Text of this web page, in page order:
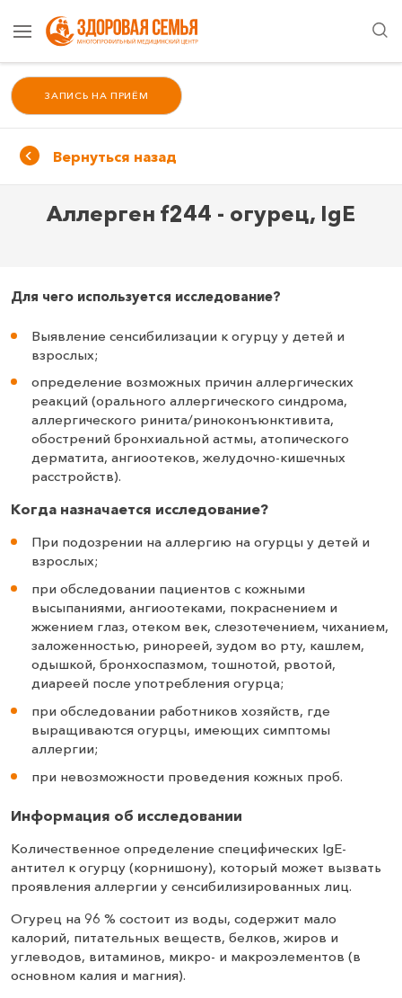
ЗАПИСЬ НА ПРИЁМ
Вернуться назад
Аллерген f244 - огурец, IgE
Для чего используется исследование?
Выявление сенсибилизации к огурцу у детей и
взрослых;
определение возможных причин аллергических
реакций (орального аллергического синдрома,
аллергического ринита/риноконъюнктивита,
обострений бронхиальной астмы, атопического
дерматита, ангиоотеков, желудочно-кишечных
расстройств).
Когда назначается исследование?
При подозрении на аллергию на огурцы у детей и
взрослых;
при обследовании пациентов с кожными
высыпаниями, ангиоотеками, покраснением и
жжением глаз, отеком век, слезотечением, чиханием,
заложенностью, ринореей, зудом во рту, кашлем,
одышкой, бронхоспазмом, тошнотой, рвотой,
диареей после употребления огурца;
при обследовании работников хозяйств, где
выращиваются огурцы, имеющих симптомы
аллергии;
при невозможности проведения кожных проб.
Информация об исследовании
Количественное определение специфических IgE-
антител к огурцу (корнишону), который может вызвать
проявления аллергии у сенсибилизированных лиц.
Огурец на 96 % состоит из воды, содержит мало
калорий, питательных веществ, белков, жиров и
углеводов, витаминов, микро- и макроэлементов (в
основном калия и магния).